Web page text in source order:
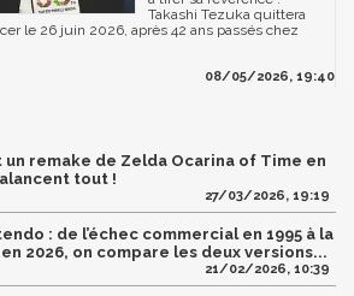
Takashi Tezuka quittera
le 26 juin 2026, après 42 ans passés chez
08/05/2026, 19:40
remake de Zelda Ocarina of Time en
tout !
27/03/2026, 19:19
: de l’échec commercial en 1995 à la
2026, on compare les deux versions...
21/02/2026, 10:39